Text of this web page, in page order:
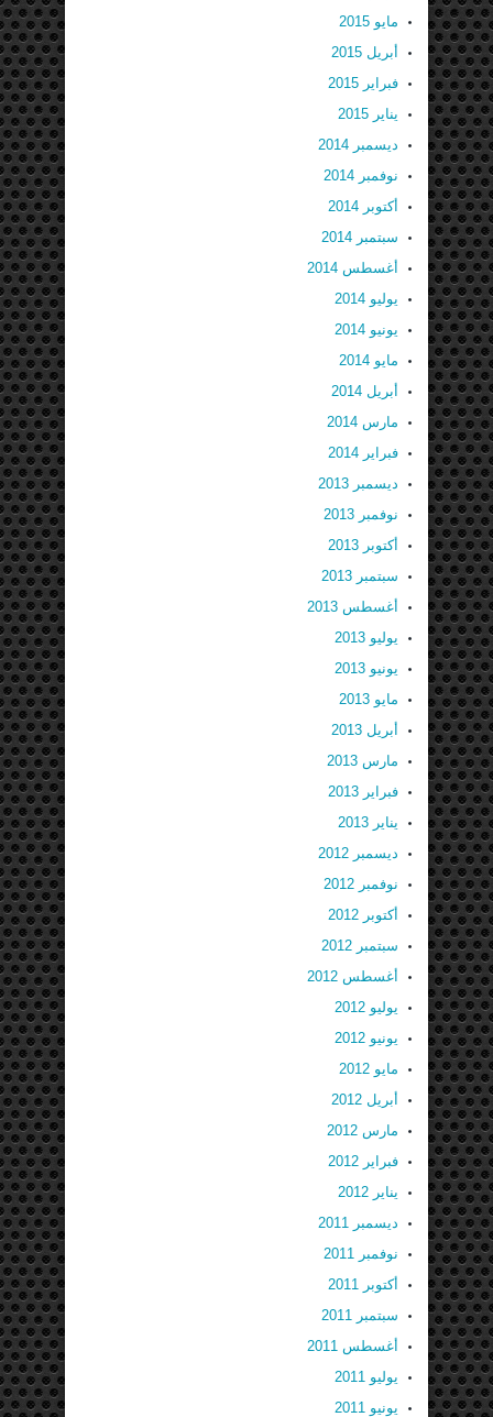
مايو 2015
أبريل 2015
فبراير 2015
يناير 2015
ديسمبر 2014
نوفمبر 2014
أكتوبر 2014
سبتمبر 2014
أغسطس 2014
يوليو 2014
يونيو 2014
مايو 2014
أبريل 2014
مارس 2014
فبراير 2014
ديسمبر 2013
نوفمبر 2013
أكتوبر 2013
سبتمبر 2013
أغسطس 2013
يوليو 2013
يونيو 2013
مايو 2013
أبريل 2013
مارس 2013
فبراير 2013
يناير 2013
ديسمبر 2012
نوفمبر 2012
أكتوبر 2012
سبتمبر 2012
أغسطس 2012
يوليو 2012
يونيو 2012
مايو 2012
أبريل 2012
مارس 2012
فبراير 2012
يناير 2012
ديسمبر 2011
نوفمبر 2011
أكتوبر 2011
سبتمبر 2011
أغسطس 2011
يوليو 2011
يونيو 2011